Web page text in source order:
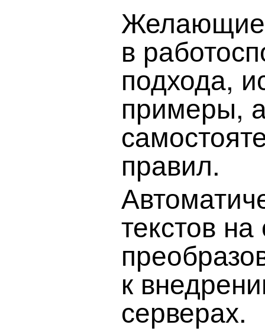
Желающие
в
подхода,
примеры,
правил.
текстов
к
серверах.